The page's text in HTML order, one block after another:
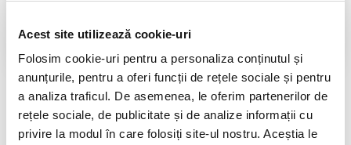
Acest site utilizează cookie-uri
Folosim cookie-uri pentru a personaliza conținutul și
anunțurile, pentru a oferi funcții de rețele sociale și pentru
a analiza traficul. De asemenea, le oferim partenerilor de
rețele sociale, de publicitate și de analize informații cu
privire la modul în care folosiți site-ul nostru. Aceștia le
pentru toate produsele
DESCRIERE PRODUS
Provenienta : Madagascar